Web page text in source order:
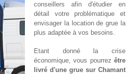
conseillers afin d'étudier en
détail votre problématique et
envisager la location de grue la
plus adaptée à vos besoins.
Etant donné la crise
économique, vous pourrez être
livré d'une grue sur Chamant